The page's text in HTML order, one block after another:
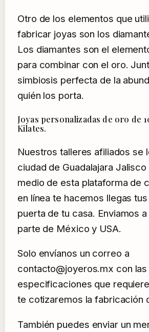
Otro de los elementos que
fabricar joyas son los
Los diamantes son el
para combinar con el oro.
simbiosis perfecta de la
quién los porta.
Joyas personalizadas de oro de
Kilates.
Nuestros talleres afiliados se
ciudad de Guadalajara
medio de esta plataforma de
en línea te hacemos llegas
puerta de tu casa. Enviamos
parte de México y USA.
Solo envíanos un correo a
contacto@joyeros.mx con las
especificaciones que
te cotizaremos la fabricación
También puedes enviar un